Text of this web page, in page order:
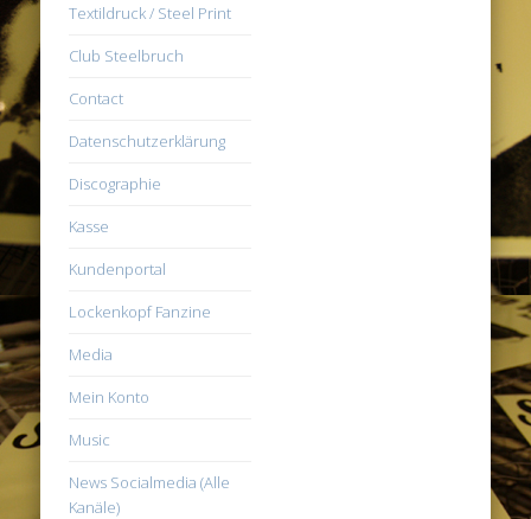
Textildruck / Steel Print
Club Steelbruch
Contact
Datenschutzerklärung
Discographie
Kasse
Kundenportal
Lockenkopf Fanzine
Media
Mein Konto
Music
News Socialmedia (Alle
Kanäle)